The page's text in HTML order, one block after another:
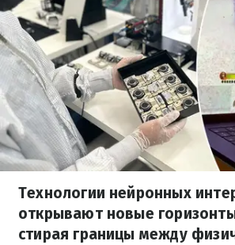
Технологии нейронных
открывают новые
стирая границы между